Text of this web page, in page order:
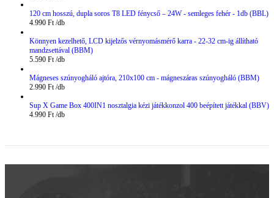
120 cm hosszú, dupla soros T8 LED fénycső – 24W - semleges fehér - 1db (BBL)
4.990 Ft
Könnyen kezelhető, LCD kijelzős vérnyomásmérő karra - 22-32 cm-ig állítható
mandzsettával (BBM)
5.590 Ft
Mágneses szúnyogháló ajtóra, 210x100 cm - mágneszáras szúnyogháló (BBM)
2.990 Ft
Sup X Game Box 400IN1 nosztalgia kézi játékkonzol 400 beépített játékkal (BBV)
4.990 Ft